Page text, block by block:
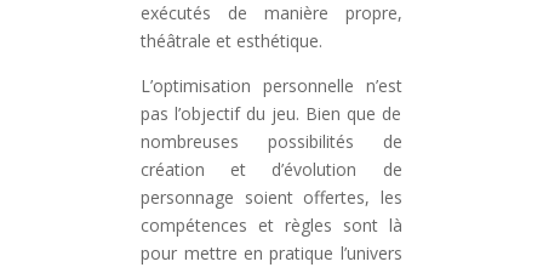
exécutés de manière propre,
théâtrale et esthétique.
L’optimisation personnelle n’est
pas l’objectif du jeu. Bien que de
nombreuses possibilités de
création et d’évolution de
personnage soient offertes, les
compétences et règles sont là
pour mettre en pratique l’univers